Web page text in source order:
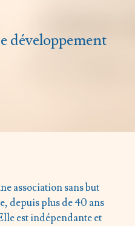
développement
association sans but
depuis plus de 40 ans
est indépendante et